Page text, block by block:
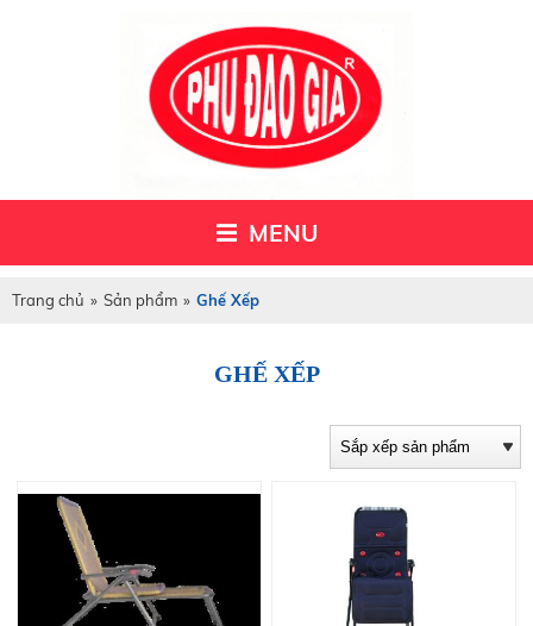
MENU
Trang chủ » Sản phẩm » Ghế Xếp
GHẾ XẾP